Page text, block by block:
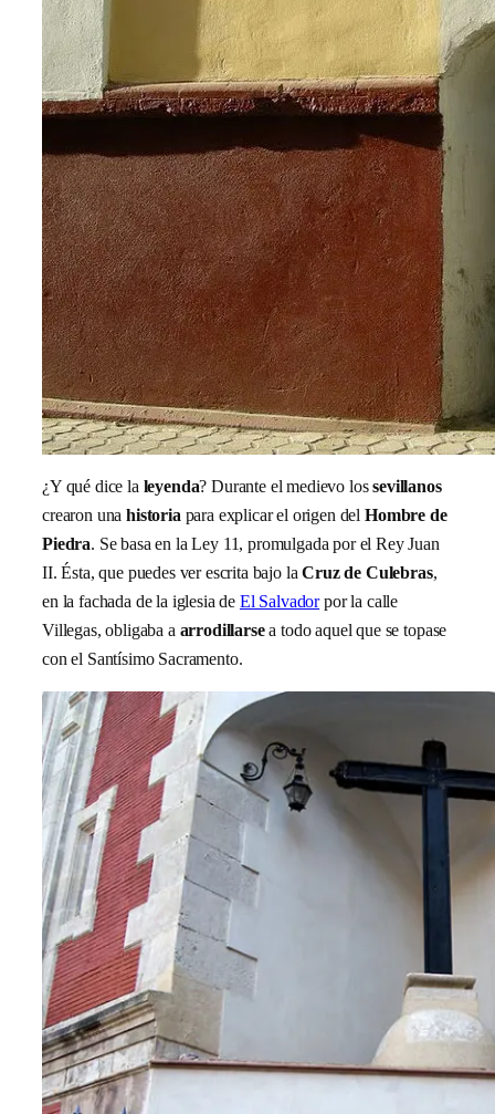
¿Y qué dice la leyenda? Durante el medievo lossevillanos
crearon unahistoriapara explicar el origen del Hombre de
Piedra. Se basa en la Ley 11, promulgada por el Rey Juan
II. Ésta, que puedes ver escrita bajo laCruz de Culebras,
en la fachada de la iglesia de El Salvadorpor la calle
Villegas, obligaba a arrodillarsea todo aquel que se topase
con el Santísimo Sacramento.